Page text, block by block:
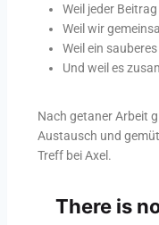
Weil jeder
Weil wir
Weil ein
Und weil es
Nach getaner Arbeit
Austausch und
Treff bei Axel.
There is